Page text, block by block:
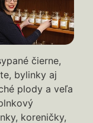
čierne,
bylinky aj
plody a veľa
koreničky,